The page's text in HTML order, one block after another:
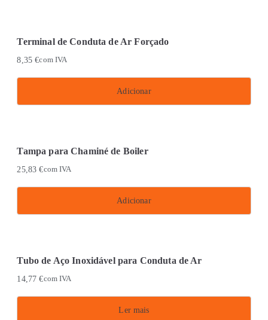
Terminal de Conduta de Ar Forçado
8,35€com IVA
Adicionar
Tampa para Chaminé de Boiler
25,83€com IVA
Adicionar
Tubo de Aço Inoxidável para Conduta de Ar
14,77€com IVA
Ler mais